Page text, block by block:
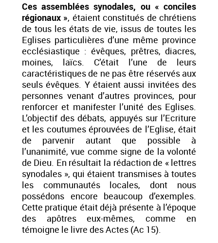
Ces assemblées synodales, ou « conciles
régionaux », étaient constitués de chrétiens
de tous les états de vie, issus de toutes les
Eglises particulières d’une même province
ecclésiastique : évêques, prêtres, diacres,
moines, laïcs. C’était l’une de leurs
caractéristiques de ne pas être réservés aux
seuls évêques. Y étaient aussi invitées des
personnes venant d’autres provinces, pour
renforcer et manifester l’unité des Eglises.
L’objectif des débats, appuyés sur l’Ecriture
et les coutumes éprouvées de l’Eglise, était
de parvenir autant que possible à
l’unanimité, vue comme signe de la volonté
de Dieu. En résultait la rédaction de « lettres
synodales », qui étaient transmises à toutes
les communautés locales, dont nous
possédons encore beaucoup d’exemples.
Cette pratique était déjà présente à l’époque
des apôtres eux-mêmes, comme en
témoigne le livre des Actes (Ac 15).